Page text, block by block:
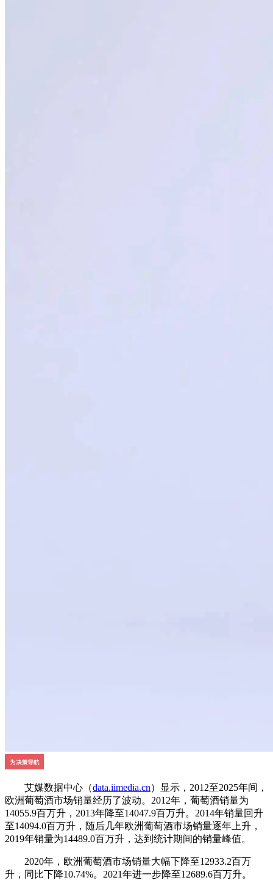
艾媒数据中心（data.iimedia.cn）显示，2012至2025年间，
欧洲葡萄酒市场销量经历了波动。2012年，葡萄酒销量为
14055.9百万升，2013年降至14047.9百万升。2014年销量回升
至14094.0百万升，随后几年欧洲葡萄酒市场销量逐年上升，
2019年销量为14489.0百万升，达到统计期间的销量峰值。
2020年，欧洲葡萄酒市场销量大幅下降至12933.2百万
升，同比下降10.74%。2021年进一步降至12689.6百万升。